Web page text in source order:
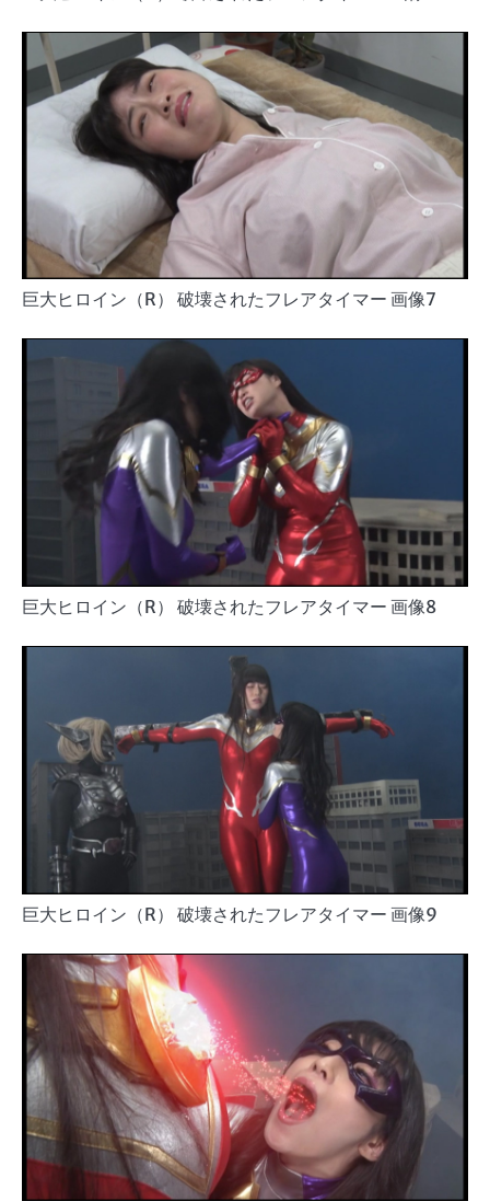
巨大ヒロイン（R） 破壊されたフレアタイマー 画像7
巨大ヒロイン（R） 破壊されたフレアタイマー 画像8
巨大ヒロイン（R） 破壊されたフレアタイマー 画像9